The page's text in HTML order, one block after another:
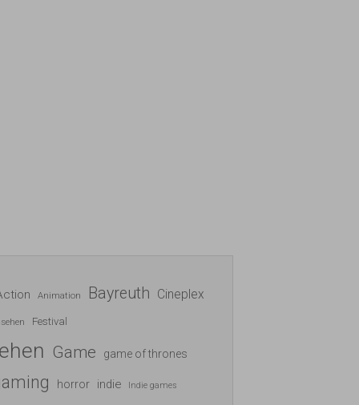
Animation Bayreuth Cineplex
Festival
Game game of thrones
horror indie Indie games